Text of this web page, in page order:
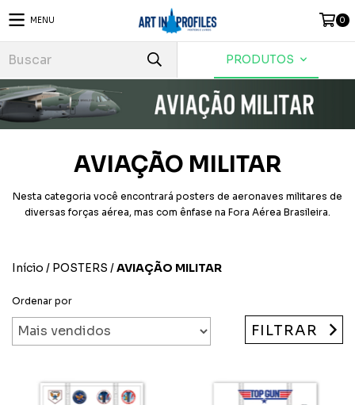
MENU 0
PRODUTOS
AVIAÇÃO MILITAR
Nesta categoria você encontrará posters de aeronaves militares de
diversas forças aérea, mas com ênfase na Fora Aérea Brasileira.
Início / POSTERS /AVIAÇÃO MILITAR
Ordenar por
FILTRAR